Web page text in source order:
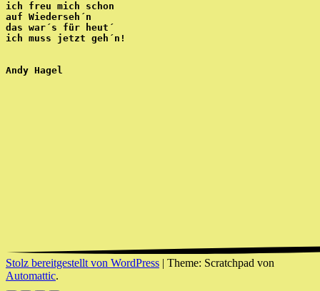
ich freu mich schon
auf Wiederseh´n
das war´s für heut´
ich muss jetzt geh´n!
Andy Hagel
Stolz bereitgestellt von WordPress | Theme: Scratchpad von
Automattic.